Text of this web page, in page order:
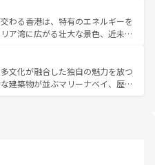
ー、ベトナムコーヒーなどは、ぜ
の地域を訪れてもあたたかい人々
ので、きっと忘れられない旅にな
北部ではチェンマイなどの山岳地
部ではプーケットやクラビの美し
を楽しむことができる。タイ料理
暖で、どの季節にも異なる楽しみ
すいタイの人々、仏教を中心とし
光資源が、訪れる旅人を魅了し続
わる香港は、特有のエネルギーを
ア湾に広がる壮大な景色、近未来
するはず。観光スポットが密集し
ろを回れるのも魅力。息をのむよ
験まで、香港を存分に楽しみ尽く
文化が融合した独自の魅力を放つ
建築物が並ぶマリーナベイ、歴史
風情を楽しめる外せないスポット